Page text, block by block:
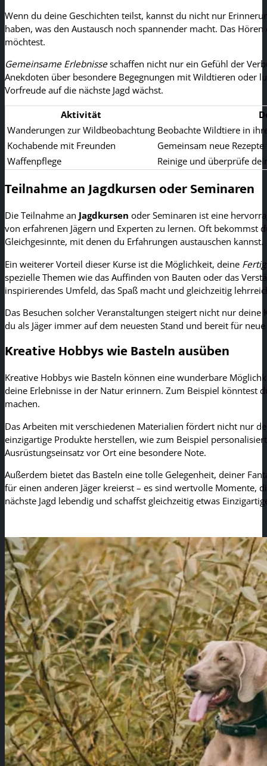
Wenn du deine Geschichten teilst, kannst du nicht nur
haben, was den Austausch noch spannender macht. Das
möchtest.
Gemeinsame Erlebnisse schaffen nicht nur ein Gefühl der
Anekdoten über besondere Begegnungen mit Wildtieren oder
Vorfreude auf die nächste Jagd wächst.
Aktivität
Wanderungen zur Wildbeobachtung Beobachte Wildtiere in
Kochabende mit Freunden
Gemeinsam neue
Waffenpflege
Reinige und überprüfe
Teilnahme an Jagdkursen oder Seminaren
Die Teilnahme an Jagdkursen oder Seminaren ist eine
von erfahrenen Jägern und Experten zu lernen. Oft
Gleichgesinnte, mit denen du Erfahrungen austauschen kannst.
Ein weiterer Vorteil dieser Kurse ist die Möglichkeit, deine
spezielle Themen wie das Auffinden von Bauten oder das
inspirierendes Umfeld, das Spaß macht und gleichzeitig
Das Besuchen solcher Veranstaltungen steigert nicht nur
du als Jäger immer auf dem neuesten Stand und bereit für
Kreative Hobbys wie Basteln ausüben
Kreative Hobbys wie Basteln können eine wunderbare
deine Erlebnisse in der Natur erinnern. Zum Beispiel könntest
machen.
Das Arbeiten mit verschiedenen Materialien fördert nicht nur
einzigartige Produkte herstellen, wie zum Beispiel
Ausrüstungseinsatz vor Ort eine besondere Note.
Außerdem bietet das Basteln eine tolle Gelegenheit, deiner
für einen anderen Jäger kreierst – es sind wertvolle Momente,
nächste Jagd lebendig und schaffst gleichzeitig etwas